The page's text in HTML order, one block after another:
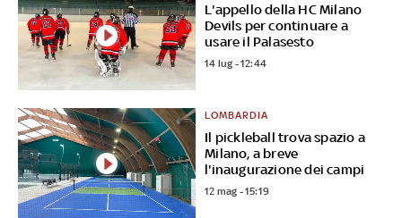
L'appello della HC Milano
Devils per continuare a
usare il Palasesto
14 lug - 12:44
Il pickleball trova spazio a
Milano, a breve
l'inaugurazione dei campi
LOMBARDIA
12 mag - 15:19